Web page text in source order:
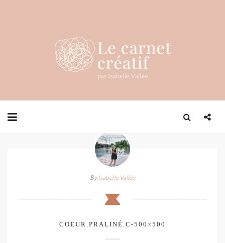
ByIsabelle Vallée
COEUR.PRALINÉ.C-500×500